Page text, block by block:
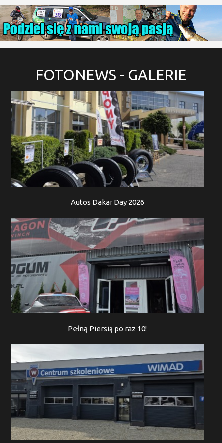
FOTONEWS - GALERIE
Autos Dakar Day 2026
Pełną Piersią po raz 10!